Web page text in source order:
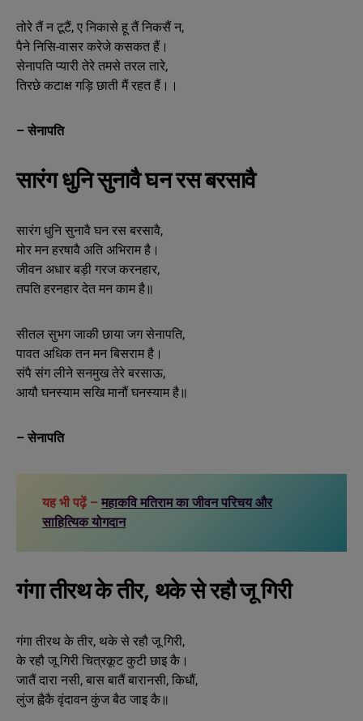
तोरे तैं न टूटैं, ए निकासे हू तैं निकसैं न,
पैने निसि-वासर करेजे कसकत हैं।
सेनापति प्यारी तेरे तमसे तरल तारे,
तिरछे कटाक्ष गड़ि छाती मैं रहत हैं।।
– सेनापति
सारंग धुनि सुनावै घन रस बरसावै
सारंग धुनि सुनावै घन रस बरसावै,
मोर मन हरषावै अति अभिराम है।
जीवन अधार बड़ी गरज करनहार,
तपति हरनहार देत मन काम है॥
सीतल सुभग जाकी छाया जग सेनापति,
पावत अधिक तन मन बिसराम है।
संपै संग लीने सनमुख तेरे बरसाऊ,
आयौ घनस्याम सखि मानौं घनस्याम है॥
– सेनापति
यह भी पढ़ें – महाकवि मतिराम का जीवन परिचय और
साहित्यिक योगदान
गंगा तीरथ के तीर, थके से रहौ जू गिरी
गंगा तीरथ के तीर, थके से रहौ जू गिरी,
के रहौ जू गिरी चित्रकूट कुटी छाइ कै।
जातैं दारा नसी, बास बातैं बारानसी, किधौं,
लुंज ह्वैकै वृंदावन कुंज बैठ जाइ कै॥